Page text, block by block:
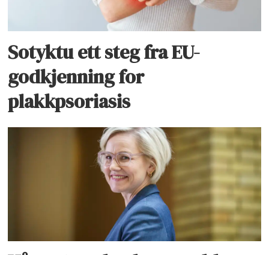
Sotyktu ett steg fra EU-
godkjenning for
plakkpsoriasis